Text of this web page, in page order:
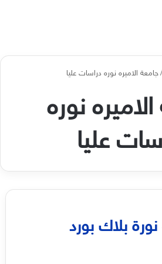
/ جامعة الاميره نوره دراسات عليا
نوره
عليا
بلاك بورد